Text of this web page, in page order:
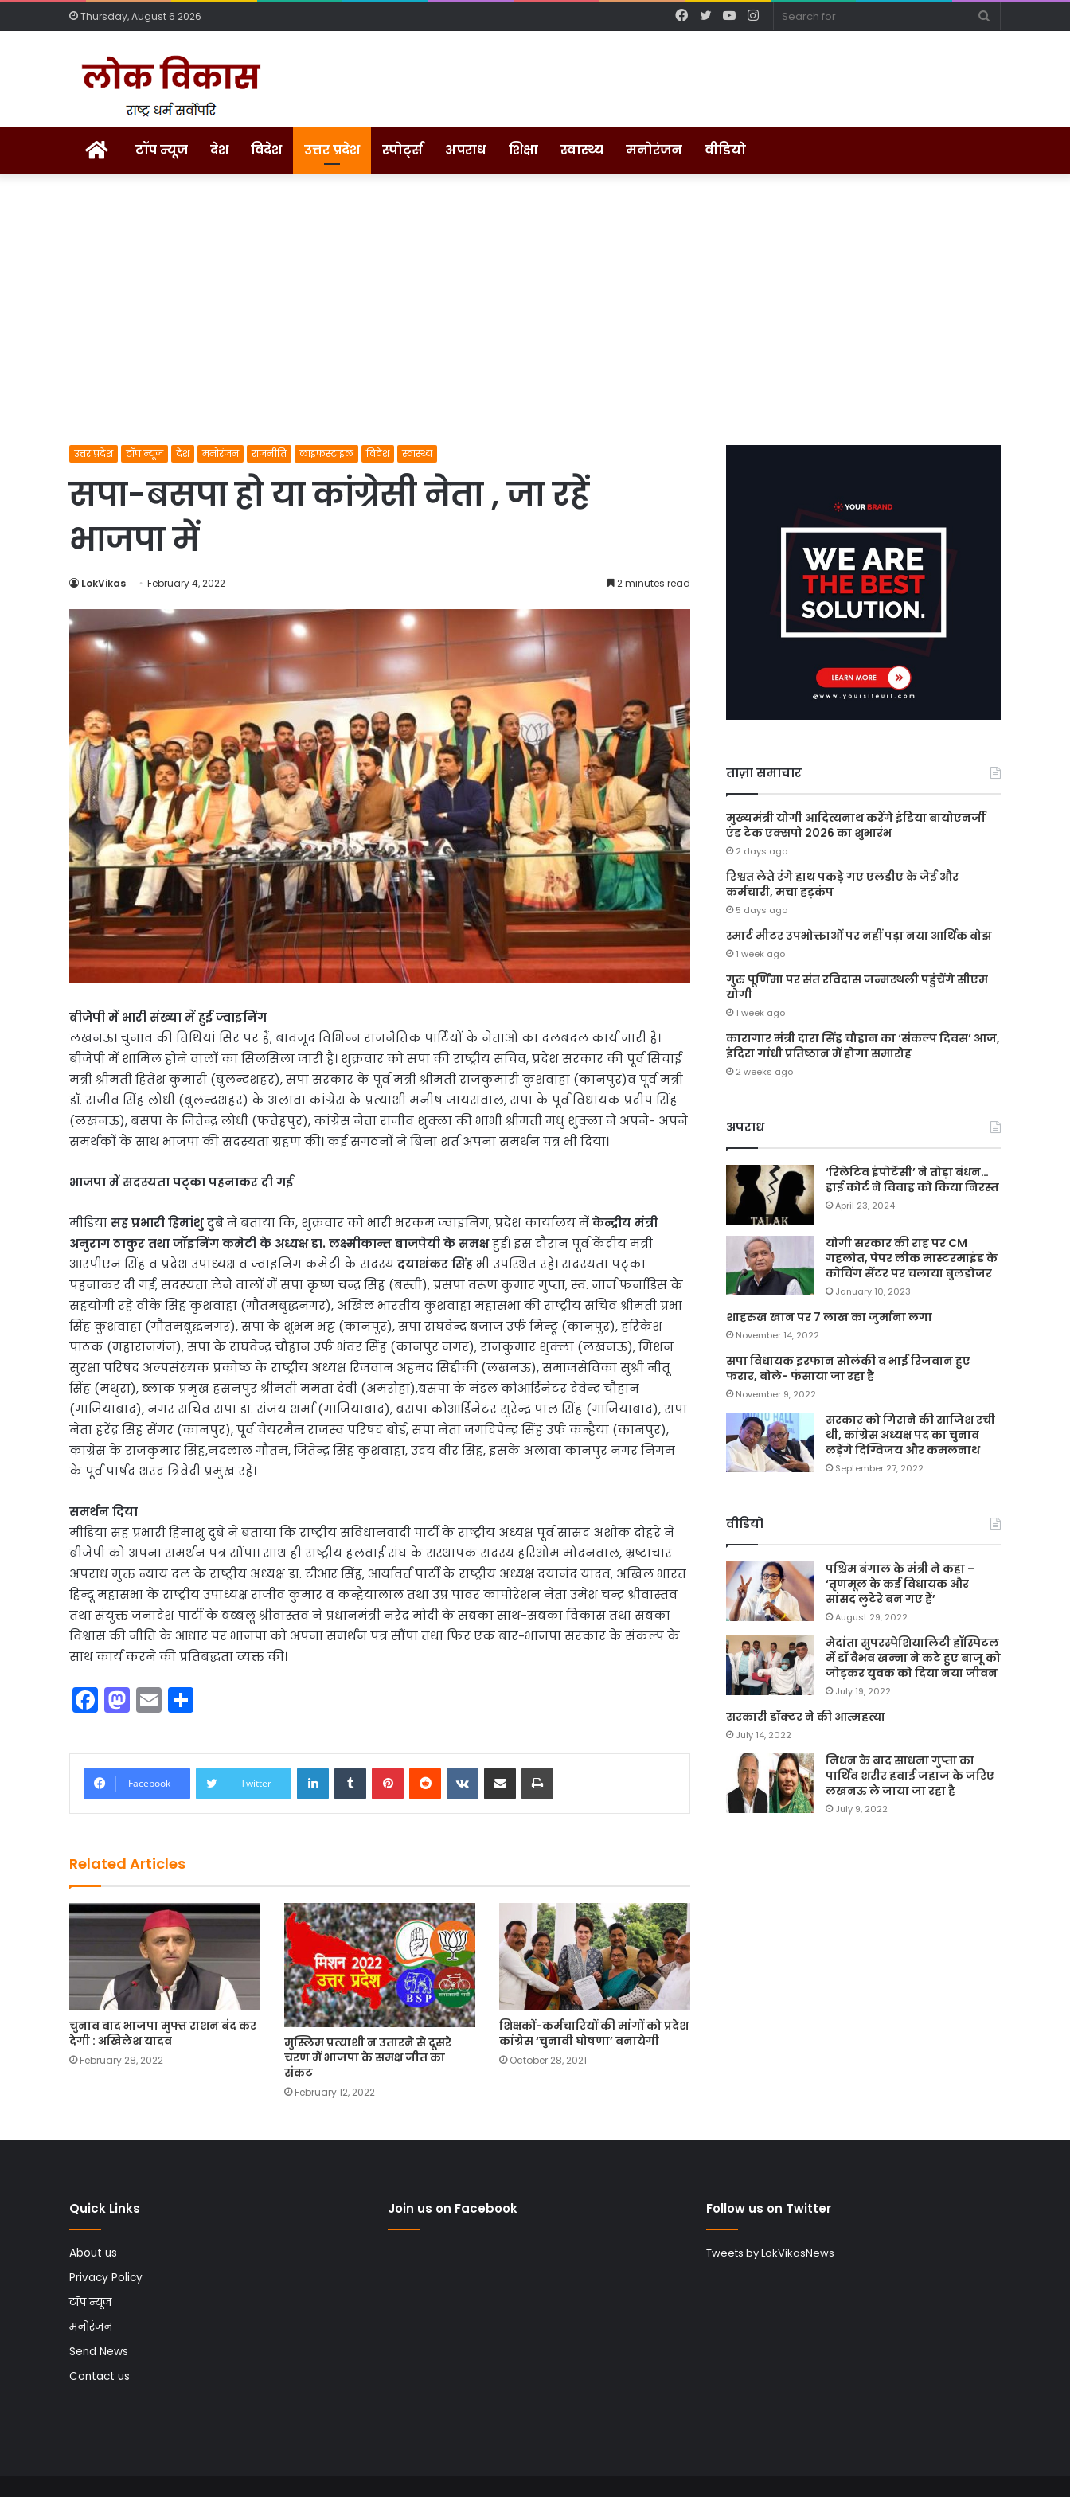
Thursday, August 6 2026 Instagram
YouTube
Twitter
Facebook
Homeटॉप न्यूज देश विदेश उत्तर प्रदेश स्पोर्ट्स अपराध शिक्षा स्वास्थ्य मनोरंजन वीडियो
उत्तर प्रदेश टॉप न्यूज देश मनोरंजन राजनीति लाइफस्टाइल विदेश स्वास्थ्य
सपा-बसपा हो या कांग्रेसी नेता , जा रहें
भाजपा में
LokVikas February 4, 2022 2 minutes read
बीजेपी में भारी संख्या में हुई ज्वाइनिंग
लखनऊ। चुनाव की तिथियां सिर पर हैं, बावजूद विभिन्न राजनैतिक पार्टियों के नेताओं का दलबदल कार्य जारी है।
बीजेपी में शामिल होने वालों का सिलसिला जारी है। शुक्रवार को सपा की राष्ट्रीय सचिव, प्रदेश सरकार की पूर्व सिचाई
मंत्री श्रीमती हितेश कुमारी (बुलन्दशहर), सपा सरकार के पूर्व मंत्री श्रीमती राजकुमारी कुशवाहा (कानपुर)व पूर्व मंत्री
डॉ. राजीव सिंह लोधी (बुलन्दशहर) के अलावा कांग्रेस के प्रत्याशी मनीष जायसवाल, सपा के पूर्व विधायक प्रदीप सिंह
(लखनऊ), बसपा के जितेन्द्र लोधी (फतेहपुर), कांग्रेस नेता राजीव शुक्ला की भाभी श्रीमती मधु शुक्ला ने अपने- अपने
समर्थकों के साथ भाजपा की सदस्यता ग्रहण की। कई संगठनों ने बिना शर्त अपना समर्थन पत्र भी दिया।
भाजपा में सदस्यता पट्का पहनाकर दी गई
मीडियासह प्रभारी हिमांशु दुबेने बताया कि, शुक्रवार को भारी भरकम ज्वाइनिंग, प्रदेश कार्यालय मेंकेन्द्रीय मंत्री
अनुराग ठाकुर तथा जॉइनिंग कमेटी के अध्यक्ष डा. लक्ष्मीकान्त बाजपेयी के समक्षहुई। इस दौरान पूर्व केंद्रीय मंत्री
आरपीएन सिंह व प्रदेश उपाध्यक्ष व ज्वाइनिंग कमेटी के सदस्यदयाशंकर सिंहभी उपस्थित रहे। सदस्यता पट्का
पहनाकर दी गई, सदस्यता लेने वालों में सपा कृष्ण चन्द्र सिंह (बस्ती), प्रसपा वरूण कुमार गुप्ता, स्व. जार्ज फर्नाडिस के
सहयोगी रहे वीके सिंह कुशवाहा (गौतमबुद्धनगर), अखिल भारतीय कुशवाहा महासभा की राष्ट्रीय सचिव श्रीमती प्रभा
सिंह कुशवाहा (गौतमबुद्धनगर), सपा के शुभम भट्ट (कानपुर), सपा राघवेन्द्र बजाज उर्फ मिन्टू (कानपुर), हरिकेश
पाठक (महाराजगंज), सपा के राघवेन्द्र चौहान उर्फ भंवर सिंह (कानपुर नगर), राजकुमार शुक्ला (लखनऊ), मिशन
सुरक्षा परिषद अल्पसंख्यक प्रकोष्ठ के राष्ट्रीय अध्यक्ष रिजवान अहमद सिद्दीकी (लखनऊ), समाजसेविका सुश्री नीतू
सिंह (मथुरा), ब्लाक प्रमुख हसनपुर श्रीमती ममता देवी (अमरोहा),बसपा के मंडल कोआर्डिनेटर देवेन्द्र चौहान
(गाजियाबाद), नगर सचिव सपा डा. संजय शर्मा (गाजियाबाद), बसपा कोआर्डिनेटर सुरेन्द्र पाल सिंह (गाजियाबाद), सपा
नेता हरेंद्र सिंह सेंगर (कानपुर), पूर्व चेयरमैन राजस्व परिषद बोर्ड, सपा नेता जगदिपेन्द्र सिंह उर्फ कन्हैया (कानपुर),
कांग्रेस के राजकुमार सिंह,नंदलाल गौतम, जितेन्द्र सिंह कुशवाहा, उदय वीर सिंह, इसके अलावा कानपुर नगर निगम
के पूर्व पार्षद शरद त्रिवेदी प्रमुख रहें।
समर्थन दिया
मीडिया सह प्रभारी हिमांशु दुबे ने बताया कि राष्ट्रीय संविधानवादी पार्टी के राष्ट्रीय अध्यक्ष पूर्व सांसद अशोक दोहरे ने
बीजेपी को अपना समर्थन पत्र सौंपा। साथ ही राष्ट्रीय हलवाई संघ के सस्थापक सदस्य हरिओम मोदनवाल, भ्रष्टाचार
अपराध मुक्त न्याय दल के राष्ट्रीय अध्यक्ष डा. टीआर सिंह, आर्यावर्त पार्टी के राष्ट्रीय अध्यक्ष दयानंद यादव, अखिल भारत
हिन्दू महासभा के राष्ट्रीय उपाध्यक्ष राजीव कुमार व कन्हैयालाल तथा उप्र पावर कापोरेशन नेता उमेश चन्द्र श्रीवास्तव
तथा संयुक्त जनादेश पार्टी के बब्बलू श्रीवास्तव ने प्रधानमंत्री नरेंद्र मोदी के सबका साथ-सबका विकास तथा सबका
विश्वास की नीति के आधार पर भाजपा को अपना समर्थन पत्र सौंपा तथा फिर एक बार-भाजपा सरकार के संकल्प के
साथ कार्य करने की प्रतिबद्धता व्यक्त की।
F
a
c
e
b
o
k
M
a
st
o
d
n
E
m
ai
l
ar
e
Facebook Twitter
LinkedInTumblrPinterestReddit VKontakte
Share via Email Print
Related Articles
चुनाव बाद भाजपा मुफ्त राशन बंद कर
देगी : अखिलेश यादव
February 28, 2022
मुस्लिम प्रत्याशी न उतारने से दूसरे
चरण में भाजपा के समक्ष जीत का
संकट
February 12, 2022
शिक्षकों-कर्मचारियों की मांगों को प्रदेश
कांग्रेस ‘चुनावी घोषणा’ बनायेगी
October 28, 2021
ताज़ा समाचार
मुख्यमंत्री योगी आदित्यनाथ करेंगे इंडिया बायोएनर्जी
एंड टेक एक्सपो 2026 का शुभारंभ
2 days ago
रिश्वत लेते रंगे हाथ पकड़े गए एलडीए के जेई और
कर्मचारी, मचा हड़कंप
5 days ago
स्मार्ट मीटर उपभोक्ताओं पर नहीं पड़ा नया आर्थिक बोझ
1 week ago
गुरु पूर्णिमा पर संत रविदास जन्मस्थली पहुंचेंगे सीएम
योगी
1 week ago
कारागार मंत्री दारा सिंह चौहान का ‘संकल्प दिवस’ आज,
इंदिरा गांधी प्रतिष्ठान में होगा समारोह
2 weeks ago
अपराध
‘रिलेटिव इंपोटेंसी’ ने तोड़ा बंधन…
हाई कोर्ट ने विवाह को किया निरस्त
April 23, 2024
योगी सरकार की राह पर CM
गहलोत, पेपर लीक मास्टरमाइंड के
कोचिंग सेंटर पर चलाया बुलडोजर
January 10, 2023
शाहरुख खान पर 7 लाख का जुर्माना लगा
November 14, 2022
सपा विधायक इरफान सोलंकी व भाई रिजवान हुए
फरार, बोले- फंसाया जा रहा है
November 9, 2022
सरकार को गिराने की साजिश रची
थी, कांग्रेस अध्यक्ष पद का चुनाव
लड़ेंगे दिग्विजय और कमलनाथ
September 27, 2022
वीडियो
पश्चिम बंगाल के मंत्री ने कहा –
‘तृणमूल के कई विधायक और
सांसद लुटेरे बन गए हैं’
August 29, 2022
मेदांता सुपरस्पेशियालिटी हॉस्पिटल
में डॉ वैभव खन्ना ने कटे हुए बाजू को
जोड़कर युवक को दिया नया जीवन
July 19, 2022
सरकारी डॉक्टर ने की आत्महत्या
July 14, 2022
निधन के बाद साधना गुप्ता का
पार्थिव शरीर हवाई जहाज के जरिए
लखनऊ ले जाया जा रहा है
July 9, 2022
Quick Links
About us
Privacy Policy
टॉप न्यूज
मनोरंजन
Send News
Contact us
Join us on Facebook Follow us on Twitter
Tweets by LokVikasNews